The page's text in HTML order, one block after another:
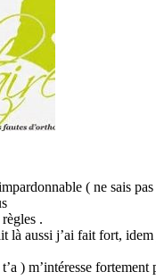
( ne sais
.
là aussi j’ai fait fort,
) m’intéresse fortement